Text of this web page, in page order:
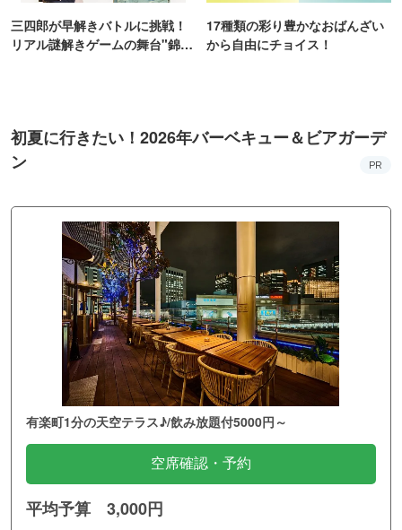
三四郎が早解きバトルに挑戦！
リアル謎解きゲームの舞台"錦糸
17種類の彩り豊かなおばんざい
から自由にチョイス！
初夏に行きたい！2026年バーベキュー＆ビアガーデ
ン
PR
有楽町1分の天空テラス♪/飲み放題付5000円～
空席確認・予約
平均予算 3,000円